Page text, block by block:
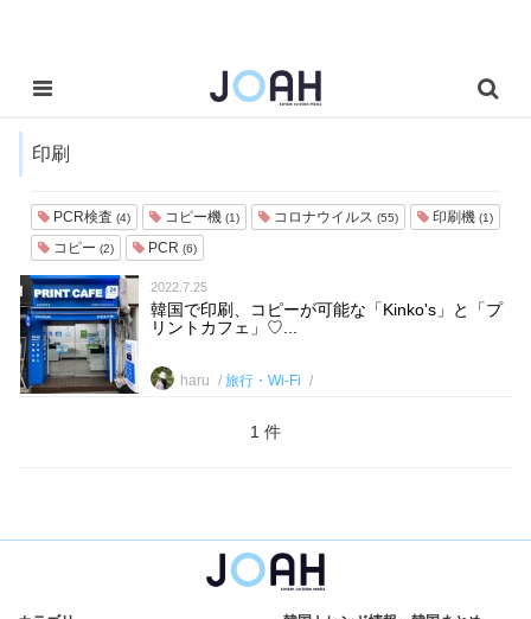
印刷
PCR検査 (4) コピー機 (1) コロナウイルス (55) 印刷機 (1)
コピー (2) PCR (6)
2022.7.25
韓国で印刷、コピーが可能な「Kinko's」と「プ
リントカフェ」♡...
haru 旅行・Wi-Fi
1 件